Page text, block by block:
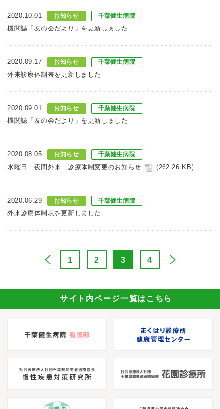
2020.10.01 お知らせ 千葉健生病院
機関誌「友の会だより」を更新しました
2020.09.17 お知らせ 千葉健生病院
外来診療体制表を更新しました
2020.09.01 お知らせ 千葉健生病院
機関誌「友の会だより」を更新しました
2020.08.05 お知らせ 千葉健生病院
水曜日 夜間外来 診療体制変更のお知らせ (262.26 KB)
2020.06.29 お知らせ 千葉健生病院
外来診療体制表を更新しました
1 2 3 4
サイト内ページ一覧はこちら